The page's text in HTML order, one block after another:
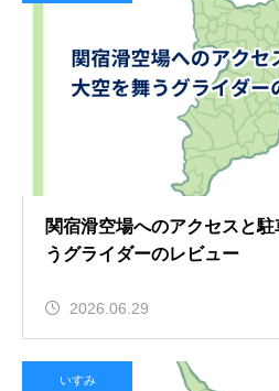
関宿滑空場へのアクセスと
うグライダーのレビュー
2026.06.29
いすみ